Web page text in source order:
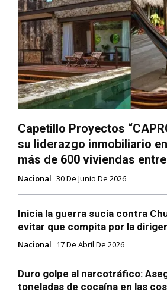
Capetillo Proyectos
su liderazgo inmobiliario
más de 600 viviendas
Nacional 30 De Junio De 2026
Inicia la guerra sucia contra
evitar que compita por la
Nacional 17 De Abril De 2026
Duro golpe al narcotráfico:
toneladas de cocaína en las